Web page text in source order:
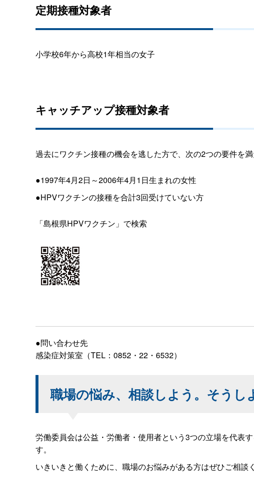
定期接種対象者
小学校6年から高校1年相当の女子
キャッチアップ接種対象者
過去にワクチン接種の機会を逃した方で、次の2つの要件を
●1997年4月2日～2006年4月1日生まれの女性
●HPVワクチンの接種を合計3回受けていない方
「島根県HPVワクチン」で検索
●問い合わせ先
感染症対策室（TEL：0852・22・6532）
職場の悩み、相談しよう。そうし
労働委員会は公益・労働者・使用者という3つの立場を代表
す。
いきいきと働くために、職場のお悩みがある方はぜひご相談